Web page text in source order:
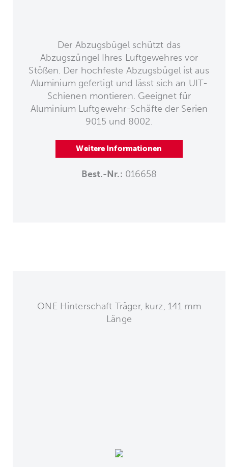
Der Abzugsbügel schützt das
Abzugszüngel Ihres Luftgewehres vor
Stößen. Der hochfeste Abzugsbügel ist aus
Aluminium gefertigt und lässt sich an UIT-
Schienen montieren. Geeignet für
Aluminium Luftgewehr-Schäfte der Serien
9015 und 8002.
Weitere Informationen
Best.-Nr.: 016658
ONE Hinterschaft Träger, kurz, 141 mm
Länge